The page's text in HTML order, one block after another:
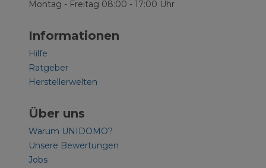
Montag - Freitag 08:00 - 17:00 Uhr
Informationen
Hilfe
Ratgeber
Herstellerwelten
Über uns
Warum UNIDOMO?
Unsere Bewertungen
Jobs